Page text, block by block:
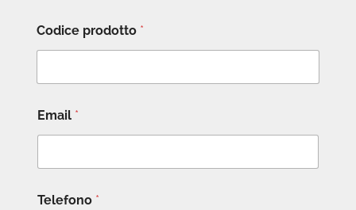
Codice prodotto *
Email *
Telefono *